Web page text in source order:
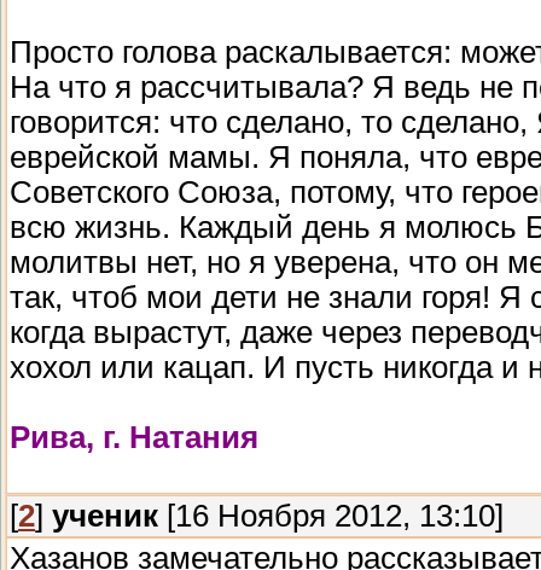
Просто голова раскалывается:
На что я рассчитывала? Я ведь не
говорится: что сделано, то
еврейской мамы. Я поняла, что
Советского Союза, потому, что
всю жизнь. Каждый день я молюсь
молитвы нет, но я уверена, что он
так, чтоб мои дети не знали горя!
когда вырастут, даже через
хохол или кацап. И пусть никогда
Рива, г. Натания
[2] ученик [16 Ноября 2012, 13:10]
Хазанов замечательно